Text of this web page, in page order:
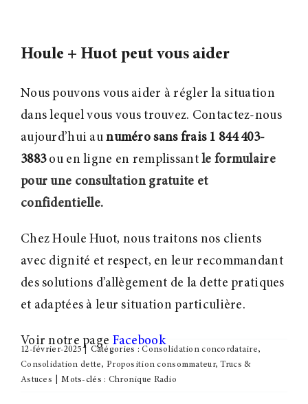
Houle + Huot peut vous aider
Nous pouvons vous aider à régler la situation
dans lequel vous vous trouvez. Contactez-nous
aujourd’hui aunuméro sans frais 1 844 403-
3883ou en ligne en remplissantle formulaire
pour une consultation gratuite et
confidentielle.
Chez Houle Huot, nous traitons nos clients
avec dignité et respect, en leur recommandant
des solutions d’allègement de la dette pratiques
et adaptées à leur situation particulière.
Voir notre page Facebook
12-février-2025 | Catégories :Consolidation concordataire,
Consolidation dette, Proposition consommateur,Trucs &
Astuces
Mots-clés : Chronique Radio